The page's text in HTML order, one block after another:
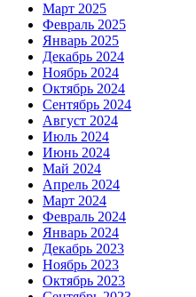
Март 2025
Февраль 2025
Январь 2025
Декабрь 2024
Ноябрь 2024
Октябрь 2024
Сентябрь 2024
Август 2024
Июль 2024
Июнь 2024
Май 2024
Апрель 2024
Март 2024
Февраль 2024
Январь 2024
Декабрь 2023
Ноябрь 2023
Октябрь 2023